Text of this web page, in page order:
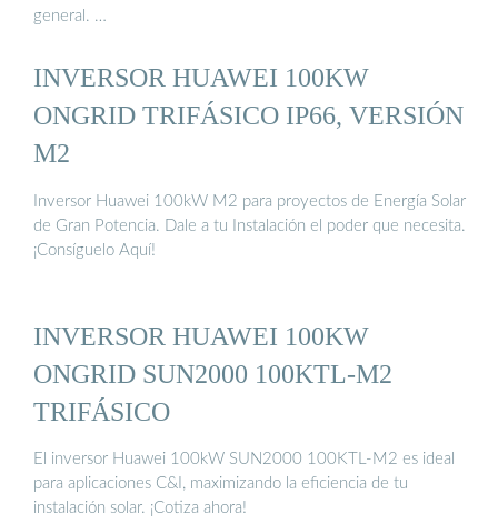
general. …
INVERSOR HUAWEI 100KW
ONGRID TRIFÁSICO IP66, VERSIÓN
M2
Inversor Huawei 100kW M2 para proyectos de Energía Solar
de Gran Potencia. Dale a tu Instalación el poder que necesita.
¡Consíguelo Aquí!
INVERSOR HUAWEI 100KW
ONGRID SUN2000 100KTL-M2
TRIFÁSICO
El inversor Huawei 100kW SUN2000 100KTL-M2 es ideal
para aplicaciones C&I, maximizando la eficiencia de tu
instalación solar. ¡Cotiza ahora!